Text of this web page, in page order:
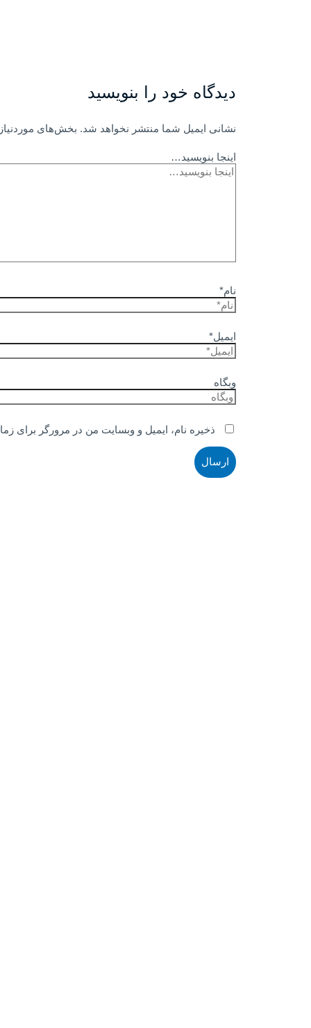
دیدگاه‌ خود را بنویسید
نشانی ایمیل شما منتشر نخواهد شد. بخش‌های
اینجا بنویسید…
نام*
ایمیل*
وبگاه
ذخیره نام، ایمیل و وبسایت من در مرورگر برای